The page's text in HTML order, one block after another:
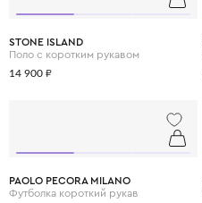
STONE ISLAND
Поло с коротким рукавом
14 900 ₽
PAOLO PECORA MILANO
Футболка короткий рукав